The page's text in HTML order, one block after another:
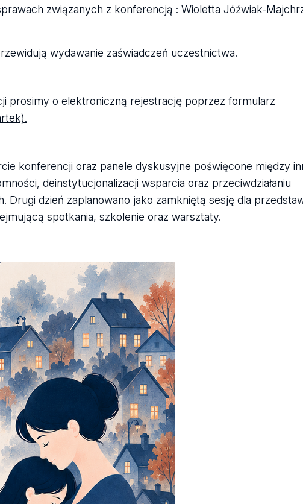
związanych z konferencją : Wioletta Jóźwiak-
wydawanie zaświadczeń uczestnictwa.
prosimy o elektroniczną rejestrację poprzez formularz
konferencji oraz panele dyskusyjne poświęcone między
deinstytucjonalizacji wsparcia oraz przeciwdziałaniu
dzień zaplanowano jako zamkniętą sesję dla
spotkania, szkolenie oraz warsztaty.